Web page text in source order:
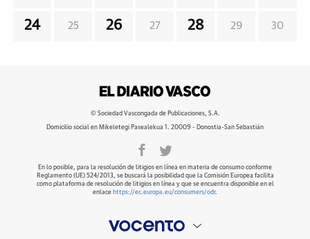
24 25 26 27 28 29 30
© Sociedad Vascongada de Publicaciones, S.A.
Domicilio social en Mikeletegi Pasealekua 1. 20009 - Donostia-San Sebastián
En lo posible, para la resolución de litigios en línea en materia de consumo conforme
Reglamento (UE) 524/2013, se buscará la posibilidad que la Comisión Europea facilita
como plataforma de resolución de litigios en línea y que se encuentra disponible en el
enlace https://ec.europa.eu/consumers/odr.